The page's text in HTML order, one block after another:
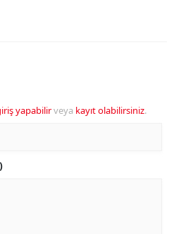
yapabilirveya kayıt olabilirsiniz.